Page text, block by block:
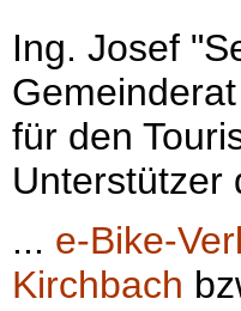
Ing. Josef
für den
Unterstützer
... e-Bike-
Kirchbach